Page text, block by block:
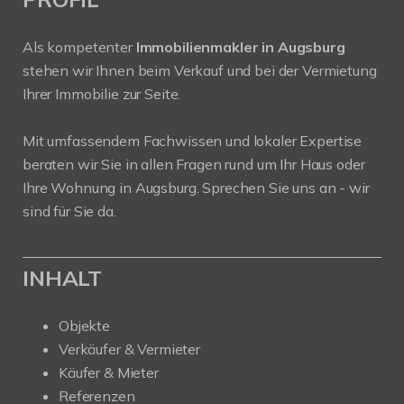
Als kompetenter Immobilienmakler in Augsburg
stehen wir Ihnen beim Verkauf und bei der Vermietung
Ihrer Immobilie zur Seite.
Mit umfassendem Fachwissen und lokaler Expertise
beraten wir Sie in allen Fragen rund um Ihr Haus oder
Ihre Wohnung in Augsburg. Sprechen Sie uns an - wir
sind für Sie da.
INHALT
Objekte
Verkäufer & Vermieter
Käufer & Mieter
Referenzen